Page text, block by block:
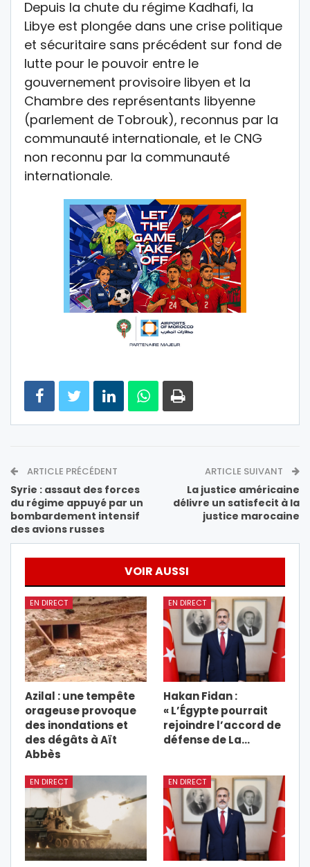
Depuis la chute du régime Kadhafi, la
Libye est plongée dans une crise politique
et sécuritaire sans précédent sur fond de
lutte pour le pouvoir entre le
gouvernement provisoire libyen et la
Chambre des représentants libyenne
(parlement de Tobrouk), reconnus par la
communauté internationale, et le CNG
non reconnu par la communauté
internationale.
ARTICLE PRÉCÉDENT
Syrie : assaut des forces
du régime appuyé par un
bombardement intensif
des avions russes
ARTICLE SUIVANT
La justice américaine
délivre un satisfecit à la
justice marocaine
VOIR AUSSI
EN DIRECT
Azilal : une tempête
orageuse provoque
des inondations et
des dégâts à Aït
Abbès
EN DIRECT
Hakan Fidan :
« L’Égypte pourrait
rejoindre l’accord de
défense de La…
EN DIRECT EN DIRECT